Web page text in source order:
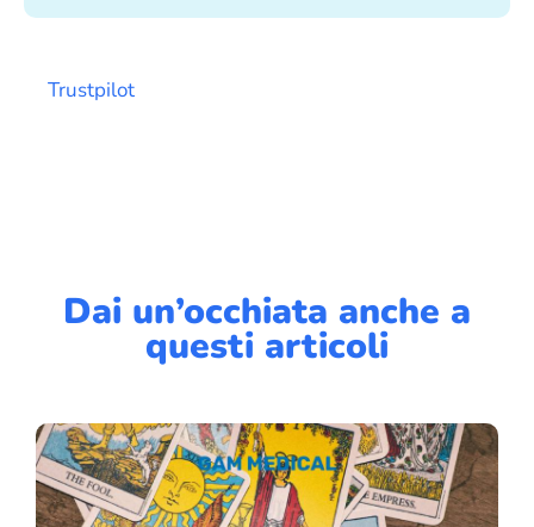
Trustpilot
Dai un’occhiata anche a
questi articoli